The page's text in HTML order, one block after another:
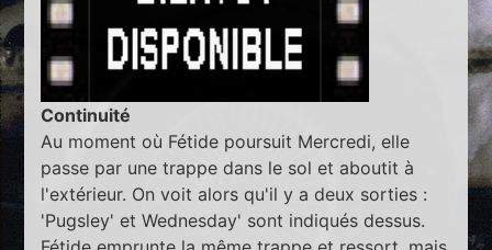
Continuité
Au moment où Fétide poursuit Mercredi, elle
passe par une trappe dans le sol et aboutit à
l'extérieur. On voit alors qu'il y a deux sorties :
'Pugsley' et Wednesday' sont indiqués dessus.